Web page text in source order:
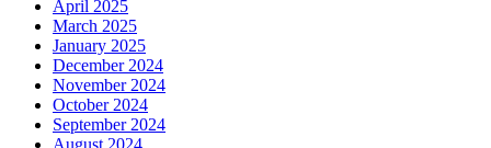
April 2025
March 2025
January 2025
December 2024
November 2024
October 2024
September 2024
August 2024